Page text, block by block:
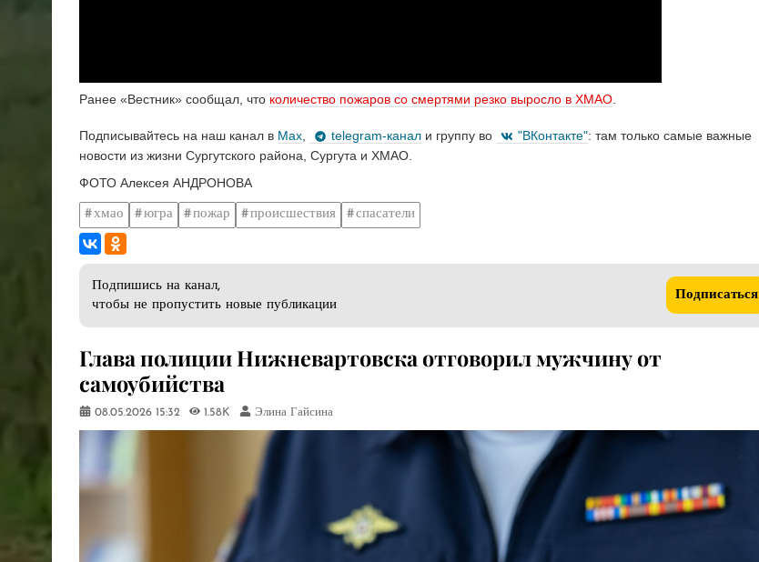
Ранее «Вестник» сообщал, что количество пожаров со смертями резко выросло в ХМАО.
Подписывайтесь на наш канал в Max telegram-канал и группу во "ВКонтакте": там только самые важные
новости из жизни Сургутского района, Сургута и ХМАО.
ФОТО Алексея АНДРОНОВА
хмао югра пожар происшествия спасатели
Подпишись на канал,
чтобы не пропустить новые публикации
Подписаться
Глава полиции Нижневартовска отговорил мужчину от
самоубийства
08.05.2026 15:32 1.58K Элина Гайсина